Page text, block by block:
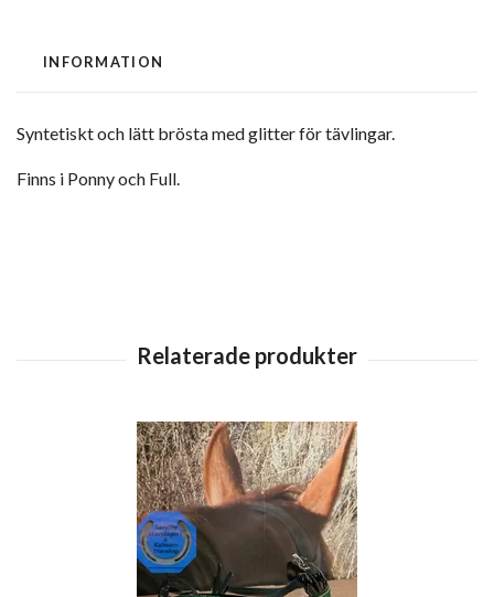
INFORMATION
Syntetiskt och lätt brösta med glitter för tävlingar.
Finns i Ponny och Full.